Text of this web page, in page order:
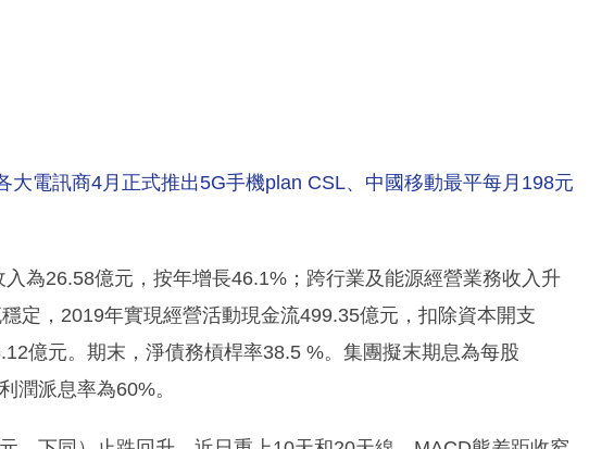
大電訊商4月正式推出5G手機plan CSL、中國移動最平每月198元
為26.58億元，按年增長46.1%；跨行業及能源經營業務收入升
定，2019年實現經營活動現金流499.35億元，扣除資本開支
億元。期末，淨債務槓桿率38.5 %。集團擬末期息為每股
潤派息率為60%。